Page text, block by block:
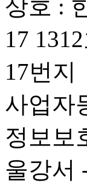
상호 :
17
17번지
사업자
정보보
울강서